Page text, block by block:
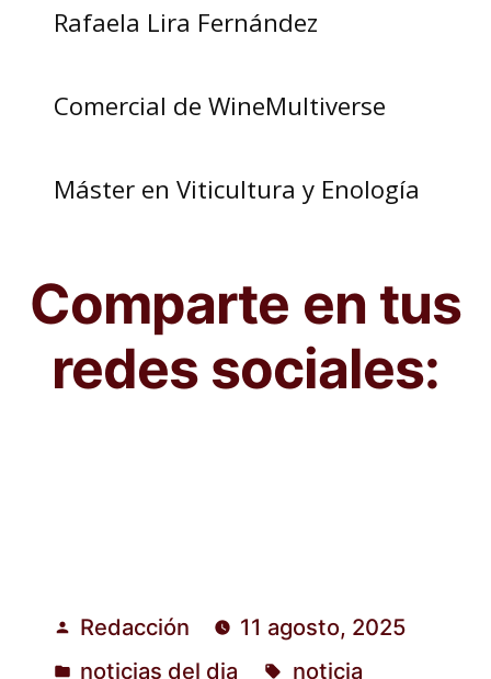
Rafaela Lira Fernández
Comercial de WineMultiverse
Máster en Viticultura y Enología
Comparte en tus
redes sociales:
Publicado
Redacción 11 agosto, 2025
noticias del dia noticia